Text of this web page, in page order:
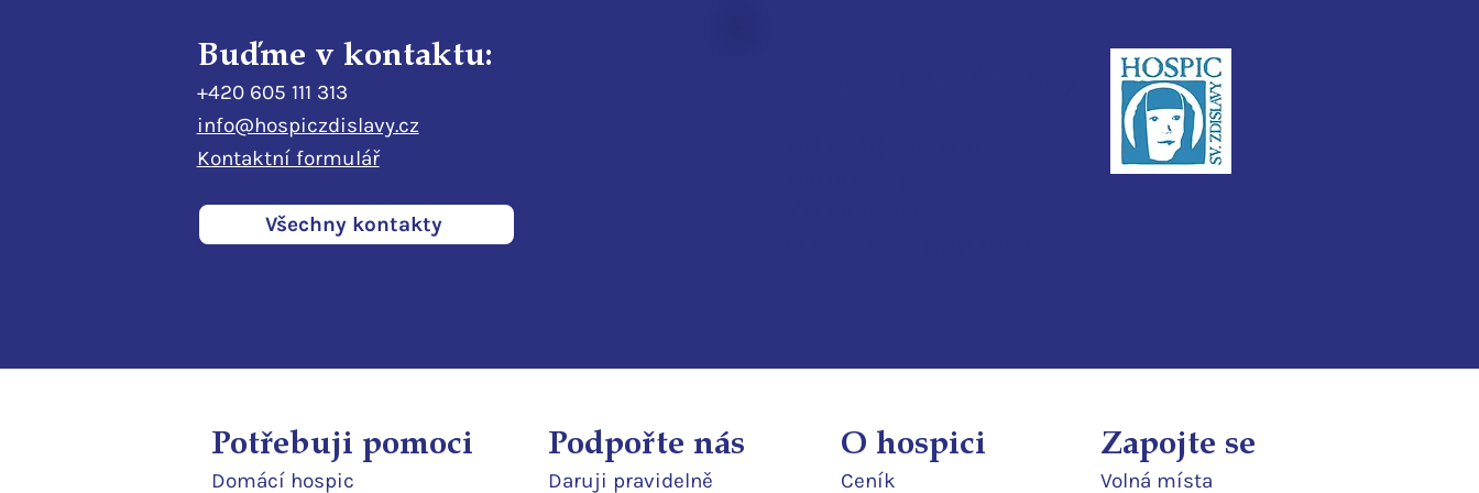
Buďme v kontaktu:
+420 605 111 313
info@hospiczdislavy.cz
Kontaktní formulář
Všechny kontakty
Potřebuji pomoci
Domácí hospic
Podpořte nás
Daruji pravidelně
O hospici
Ceník
Zapojte se
Volná místa